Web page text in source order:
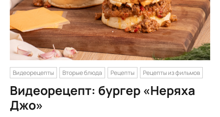
Видеорецепты Вторые блюда Рецепты Рецепты из фильмов
Видеорецепт: бургер «Неряха
Джо»